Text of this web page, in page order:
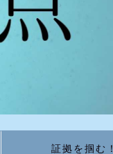
証拠を掴む！